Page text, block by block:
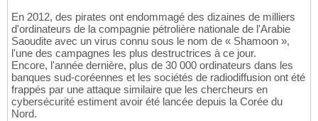
En 2012, des pirates ont endommagé des dizaines de milliers
d'ordinateurs de la compagnie pétrolière nationale de l'Arabie
Saoudite avec un virus connu sous le nom de « Shamoon »,
l'une des campagnes les plus destructrices à ce jour.
Encore, l'année dernière, plus de 30 000 ordinateurs dans les
banques sud-coréennes et les sociétés de radiodiffusion ont été
frappés par une attaque similaire que les chercheurs en
cybersécurité estiment avoir été lancée depuis la Corée du
Nord.